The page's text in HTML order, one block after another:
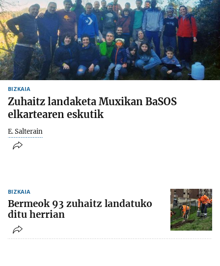
BIZKAIA
Zuhaitz landaketa Muxikan BaSOS
elkartearen eskutik
E. Salterain
BIZKAIA
Bermeok 93 zuhaitz landatuko
ditu herrian